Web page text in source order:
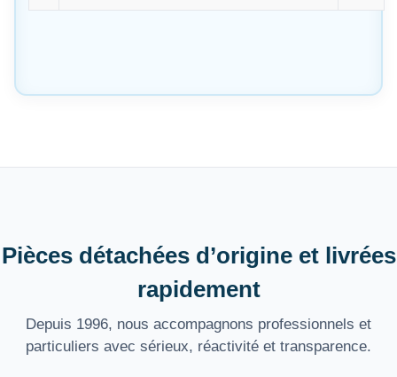
Pièces détachées d’origine et livrées
rapidement
Depuis 1996, nous accompagnons professionnels et
particuliers avec sérieux, réactivité et transparence.